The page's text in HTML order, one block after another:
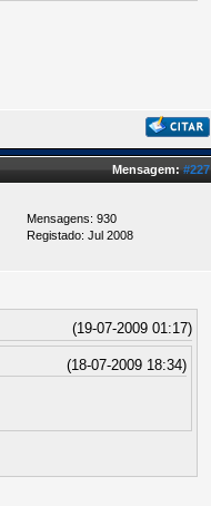
Mensagem:#227
Mensagens: 930
Registado: Jul 2008
(19-07-2009 01:17)
(18-07-2009 18:34)